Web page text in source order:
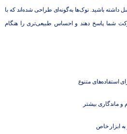
داشته باشید. نوک‌ها به‌گونه‌ای طراحی شده‌اند که با
شما پاسخ دهند و احساس طبیعی‌تری را هنگام
استفاده‌های متنوع
و ماندگاری بیشتر
ابزار خاص